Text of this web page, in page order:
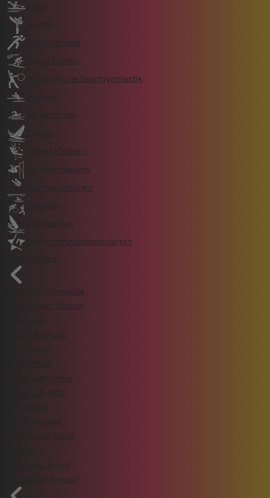
Leichtathletik
Rapid Surfen
Rhythmische Sportgymnastik
Rudern
Schwimmen
Segeln
Speed-Klettern
Stabhochsprung
Trampolinturnen
Triathlon
Windsurfen
Demonstrationssportarten
Sportstätten
enercity Leinewelle
Erika-Fisch-Stadion
Neues Rathaus
Steinhuder Meer
Swiss Life Hall
Wattenscheid
VGH Finals-Meile
Rund ums Event
Gastgeber-Region